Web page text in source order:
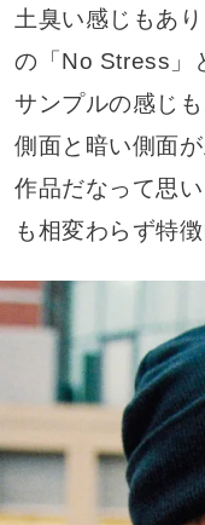
土臭い感じもあ
の「No Stress」
サンプルの感じ
側面と暗い側面
作品だなって思
も相変わらず特